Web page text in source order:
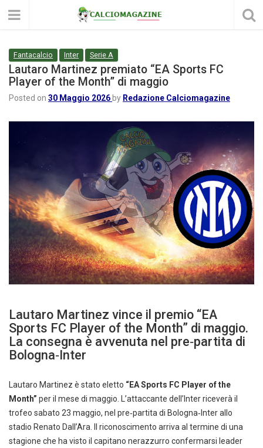
Fantacalcio Inter Serie A
Lautaro Martinez premiato “EA Sports FC
Player of the Month” di maggio
Posted on 30 Maggio 2026 by Redazione Calciomagazine
Lautaro Martinez vince il premio “EA
Sports FC Player of the Month” di maggio.
La consegna è avvenuta nel pre‑partita di
Bologna‑Inter
Lautaro Martinez è stato eletto “EA Sports FC Player of the
Month” per il mese di maggio. L’attaccante dell’Inter riceverà il
trofeo sabato 23 maggio, nel pre‑partita di Bologna‑Inter allo
stadio Renato Dall’Ara. Il riconoscimento arriva al termine di una
stagione che ha visto il capitano nerazzurro confermarsi leader